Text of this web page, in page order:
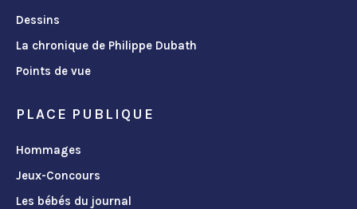
Dessins
La chronique de Philippe Dubath
Points de vue
PLACE PUBLIQUE
Hommages
Jeux-Concours
Les bébés du journal